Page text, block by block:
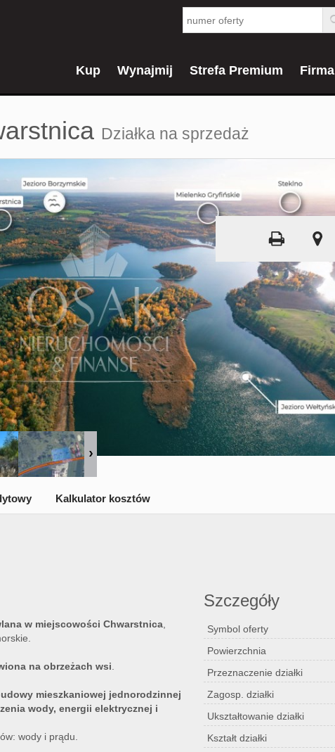
Kup Wynajmij Strefa Premium Firma
Działka na sprzedaż
Kalkulator kosztów
w miejscowości Chwarstnica
na obrzeżach wsi
mieszkaniowej jednorodzinnej
wody, energii elektrycznej i
wody i prądu.
Szczegóły
Symbol oferty
Powierzchnia
Przeznaczenie działki
Zagosp. działki
Ukształtowanie działki
Kształt działki